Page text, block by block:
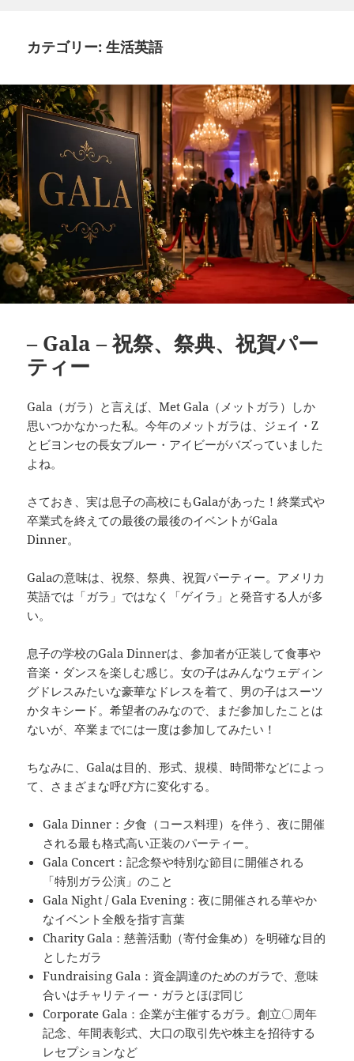
カテゴリー:生活英語
– Gala – 祝祭、祭典、祝賀パー
ティー
Gala（ガラ）と言えば、Met Gala（メットガラ）しか
思いつかなかった私。今年のメットガラは、ジェイ・Z
とビヨンセの長女ブルー・アイビーがバズっていました
よね。
さておき、実は息子の高校にもGalaがあった！終業式や
卒業式を終えての最後の最後のイベントがGala
Dinner。
Galaの意味は、祝祭、祭典、祝賀パーティー。アメリカ
英語では「ガラ」ではなく「ゲイラ」と発音する人が多
い。
息子の学校のGala Dinnerは、参加者が正装して食事や
音楽・ダンスを楽しむ感じ。女の子はみんなウェディン
グドレスみたいな豪華なドレスを着て、男の子はスーツ
かタキシード。希望者のみなので、まだ参加したことは
ないが、卒業までには一度は参加してみたい！
ちなみに、Galaは目的、形式、規模、時間帯などによっ
て、さまざまな呼び方に変化する。
Gala Dinner：夕食（コース料理）を伴う、夜に開催
される最も格式高い正装のパーティー。
Gala Concert：記念祭や特別な節目に開催される
「特別ガラ公演」のこと
Gala Night / Gala Evening：夜に開催される華やか
なイベント全般を指す言葉
Charity Gala：慈善活動（寄付金集め）を明確な目的
としたガラ
Fundraising Gala：資金調達のためのガラで、意味
合いはチャリティー・ガラとほぼ同じ
Corporate Gala：企業が主催するガラ。創立〇周年
記念、年間表彰式、大口の取引先や株主を招待する
レセプションなど